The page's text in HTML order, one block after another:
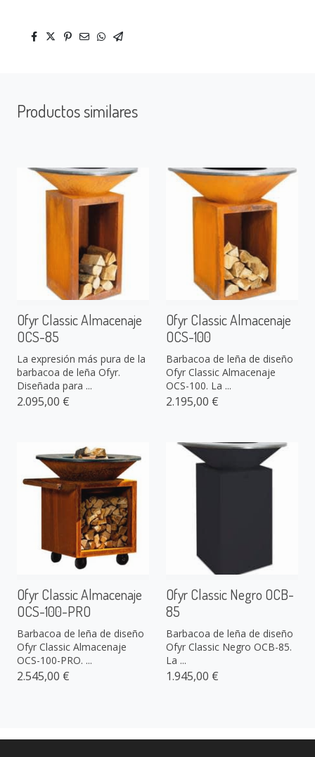
Productos similares
Ofyr Classic Almacenaje
OCS-85
La expresión más pura de la
barbacoa de leña Ofyr.
Diseñada para ...
2.095,00 €
Ofyr Classic Almacenaje
OCS-100
Barbacoa de leña de diseño
Ofyr Classic Almacenaje
OCS-100. La ...
2.195,00 €
Ofyr Classic Almacenaje
OCS-100-PRO
Barbacoa de leña de diseño
Ofyr Classic Almacenaje
OCS-100-PRO. ...
2.545,00 €
Ofyr Classic Negro OCB-
85
Barbacoa de leña de diseño
Ofyr Classic Negro OCB-85.
La ...
1.945,00 €